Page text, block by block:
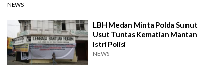
NEWS
LBH Medan Minta Polda Sumut
Usut Tuntas Kematian Mantan
Istri Polisi
NEWS